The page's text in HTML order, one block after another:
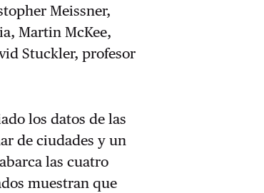
Meissner,
Martin McKee,
Stuckler, profesor
los datos de las
de ciudades y un
las cuatro
muestran que